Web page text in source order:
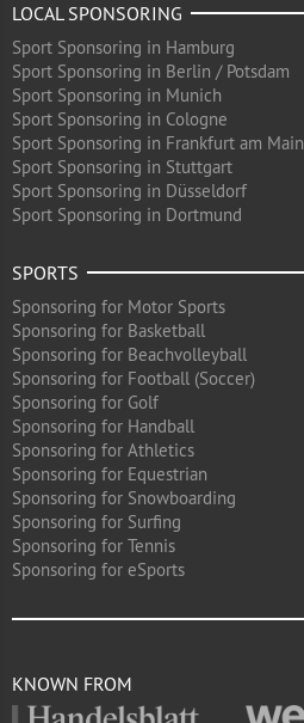
LOCAL SPONSORING
Sport Sponsoring in Hamburg
Sport Sponsoring in Berlin / Potsdam
Sport Sponsoring in Munich
Sport Sponsoring in Cologne
Sport Sponsoring in Frankfurt am Main
Sport Sponsoring in Stuttgart
Sport Sponsoring in Düsseldorf
Sport Sponsoring in Dortmund
SPORTS
Sponsoring for Motor Sports
Sponsoring for Basketball
Sponsoring for Beachvolleyball
Sponsoring for Football (Soccer)
Sponsoring for Golf
Sponsoring for Handball
Sponsoring for Athletics
Sponsoring for Equestrian
Sponsoring for Snowboarding
Sponsoring for Surfing
Sponsoring for Tennis
Sponsoring for eSports
KNOWN FROM